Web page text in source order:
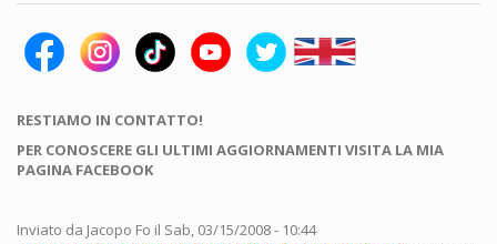
RESTIAMO IN CONTATTO!
PER CONOSCERE GLI ULTIMI AGGIORNAMENTI VISITA LA MIA
PAGINA FACEBOOK
Inviato da Jacopo Fo il Sab, 03/15/2008 - 10:44